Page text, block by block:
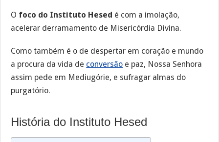
O foco do Instituto Hesed é com a imolação,
acelerar derramamento de Misericórdia Divina.
Como também é o de despertar em coração e mundo
a procura da vida de conversão e paz, Nossa Senhora
assim pede em Mediugórie, e sufragar almas do
purgatório.
História do Instituto Hesed